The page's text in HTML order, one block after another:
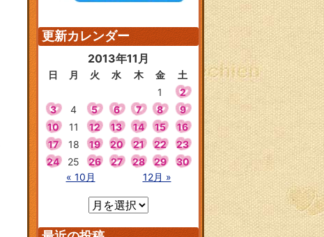
更新カレンダー
2013年11月
日 月 火 水 木 金
土
1
2
3
4 5 6 7 8
9
10
11 12 13 14 15
16
17
18 19 20 21 22
23
24
25 26 27 28 29
30
« 10月
12月 »